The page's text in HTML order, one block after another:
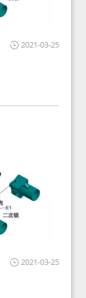
2021-03-25
2021-03-25